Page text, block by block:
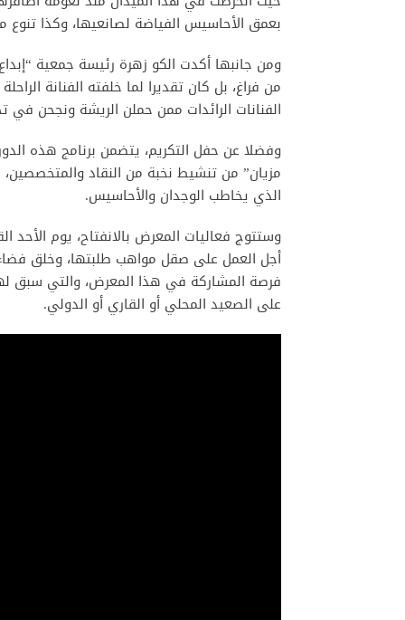
بعمق الأحاسيس الفياضة لصانعيها، وكذا
ومن جانبها أكدت الكو زهرة رئيسة جمعية
من فراغ، بل كان تقديرا لما خلفته الفنانة
الفنانات الرائدات ممن حملن الريشة ونجحن
وفضلا عن حفل التكريم، يتضمن برنامج هذه
مزيان” من تنشيط نخبة من النقاد
الذي يخاطب الوجدان والأحاسيس.
وستتوج فعاليات المعرض بالانفتاح، يوم
أجل العمل على صقل مواهب طلبتها، وخلق
فرصة المشاركة في هذا المعرض، والتي سبق
على الصعيد المحلي أو القاري أو الدولي.